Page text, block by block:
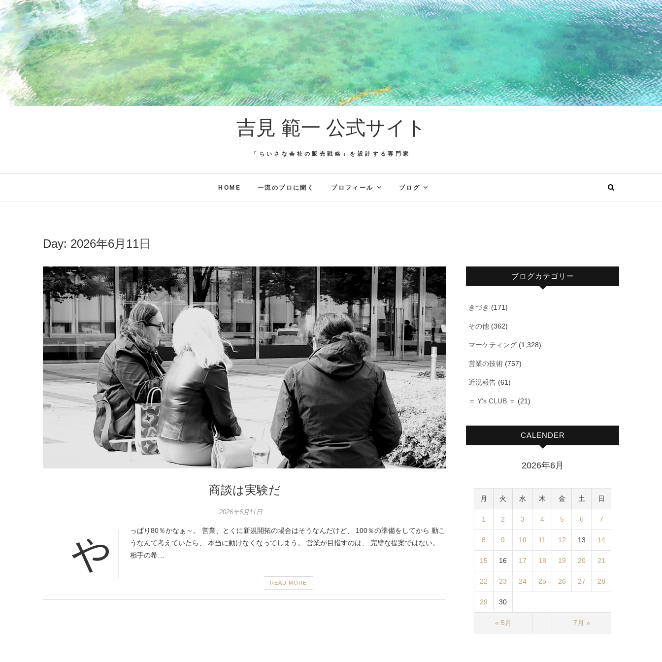
吉見 範一 公式サイト
「ちいさな会社の販売戦略」を設計する専門家
HOME 一流のプロに聞く プロフィール ブログ
Day: 2026年6月11日
商談は実験だ
2026年6月11日
や
っぱり80％かなぁ～。 営業、とくに新規開拓の場合はそうなんだけど、 100％の準備をしてから 動こ
うなんて考えていたら、 本当に動けなくなってしまう。 営業が目指すのは、 完璧な提案ではない。
相手の希…
READ MORE
ブログカテゴリー
きづき (171)
その他 (362)
マーケティング (1,328)
営業の技術 (757)
近況報告 (61)
＝ Y‘s CLUB ＝ (21)
CALENDER
2026年6月
月 火 水 木 金 土 日
« 5月 7月 »
1 2 3 4 5 6 7
8 9 10 11 12 13 14
15 16 17 18 19 20 21
22 23 24 25 26 27 28
29 30